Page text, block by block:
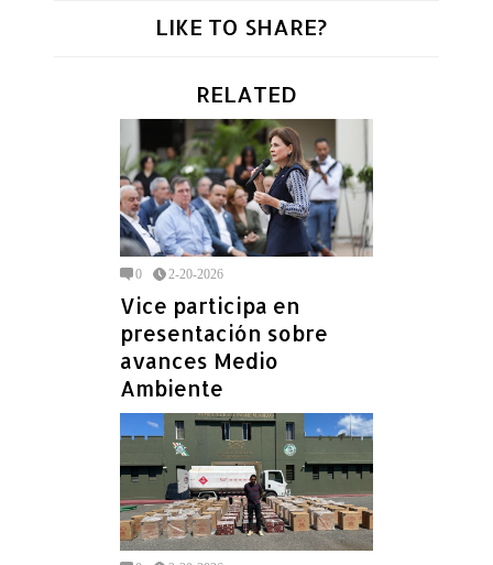
LIKE TO SHARE?
RELATED
0 2-20-2026
Vice participa en
presentación sobre
avances Medio
Ambiente